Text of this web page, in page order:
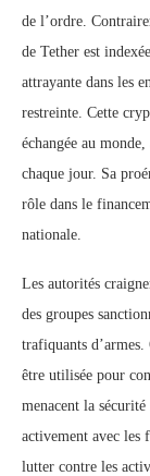
de l’ordre.
de Tether est
attrayante dans les
restreinte. Cette
échangée au
chaque jour. Sa
rôle dans le
nationale.
Les autorités
des groupes
trafiquants
être utilisée pour
menacent la
activement avec les
lutter contre les